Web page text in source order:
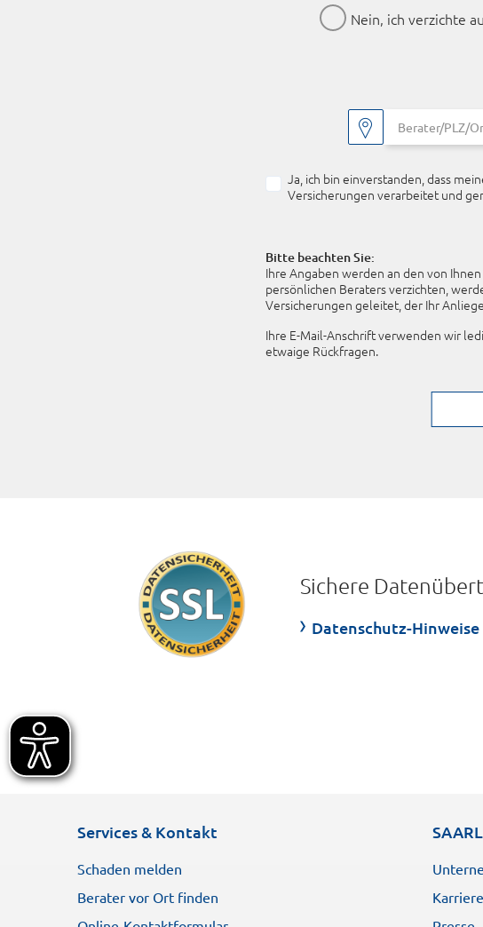
Nein, ich verzichte
Ja, ich bin einverstanden, dass
Versicherungen verarbeitet und
Bitte beachten Sie:
Ihre Angaben werden an den von
persönlichen Beraters verzichten,
Versicherungen geleitet, der Ihr
Ihre E-Mail-Anschrift verwenden wir
etwaige Rückfragen.
Sichere
Datenschutz-Hinweise
Services & Kontakt
Schaden melden
Berater vor Ort finden
Karriere